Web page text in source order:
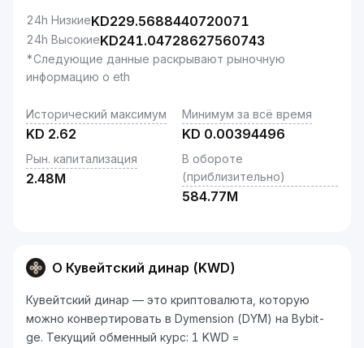
24h НизкиеKD229.5688440720071
24h ВысокиеKD241.04728627560743
*Следующие данные раскрывают рыночную
информацию о eth
Исторический максимум
KD 2.62
Минимум за всё время
KD 0.00394496
Рын. капитализация
2.48M
В обороте
(приблизительно)
584.77M
О Кувейтский динар (KWD)
Кувейтский динар — это криптовалюта, которую
можно конвертировать в Dymension (DYM) на Bybit-
ge. Текущий обменный курс: 1 KWD =